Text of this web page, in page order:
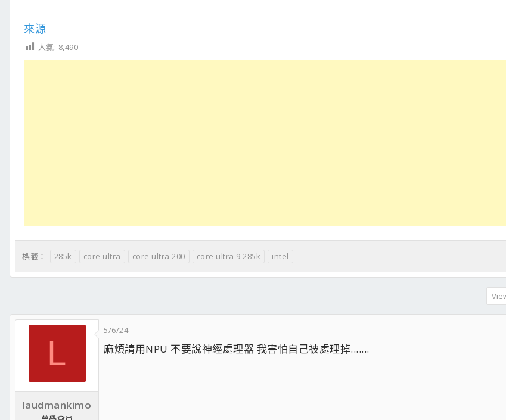
來源
人氣: 8,490
標籤： 285k core ultra core ultra 200 core ultra 9 285k intel
L
laudmankimo
5/6/24
麻煩請用NPU 不要說神經處理器 我害怕自己被處理掉.......